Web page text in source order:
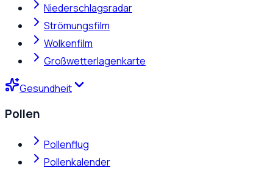
Niederschlagsradar
Strömungsfilm
Wolkenfilm
Großwetterlagenkarte
Gesundheit
Pollen
Pollenflug
Pollenkalender